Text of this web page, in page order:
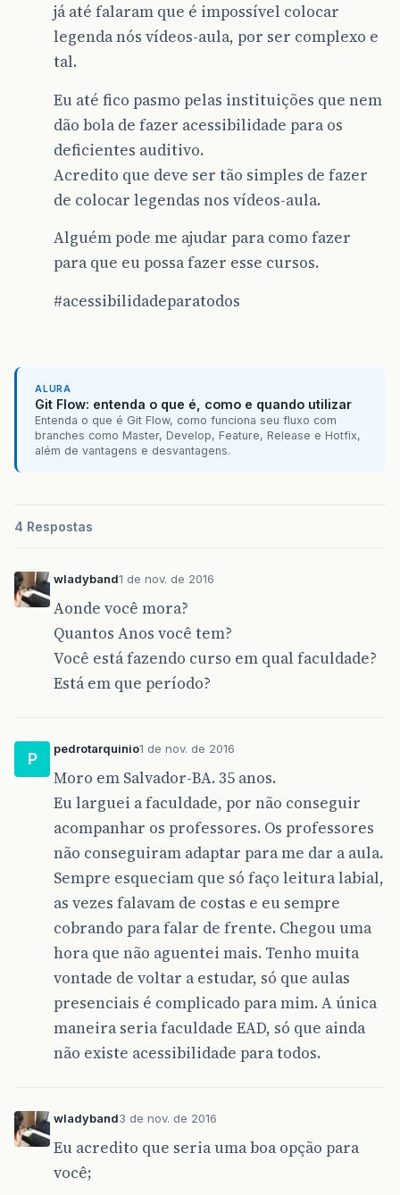
já até falaram que é impossível colocar
legenda nós vídeos-aula, por ser complexo e
tal.
Eu até fico pasmo pelas instituições que nem
dão bola de fazer acessibilidade para os
deficientes auditivo.
Acredito que deve ser tão simples de fazer
de colocar legendas nos vídeos-aula.
Alguém pode me ajudar para como fazer
para que eu possa fazer esse cursos.
#acessibilidadeparatodos
ALURA
Git Flow: entenda o que é, como e quando utilizar
Entenda o que é Git Flow, como funciona seu fluxo com
branches como Master, Develop, Feature, Release e Hotfix,
além de vantagens e desvantagens.
4 Respostas
wladyband1 de nov. de 2016
Aonde você mora?
Quantos Anos você tem?
Você está fazendo curso em qual faculdade?
Está em que período?
P
pedrotarquinio1 de nov. de 2016
Moro em Salvador-BA. 35 anos.
Eu larguei a faculdade, por não conseguir
acompanhar os professores. Os professores
não conseguiram adaptar para me dar a aula.
Sempre esqueciam que só faço leitura labial,
as vezes falavam de costas e eu sempre
cobrando para falar de frente. Chegou uma
hora que não aguentei mais. Tenho muita
vontade de voltar a estudar, só que aulas
presenciais é complicado para mim. A única
maneira seria faculdade EAD, só que ainda
não existe acessibilidade para todos.
wladyband3 de nov. de 2016
Eu acredito que seria uma boa opção para
você;